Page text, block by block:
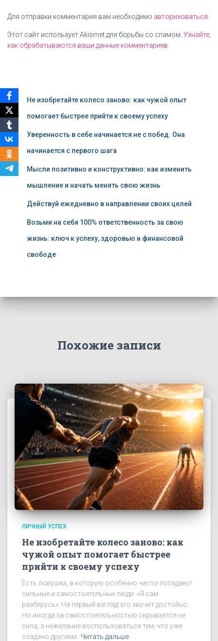
Для отправки комментария вам необходимо авторизоваться
Этот сайт использует Akismet для борьбы со спамом. Узнайте,
как обрабатываются ваши данные комментариев
Не изобретайте колесо заново: как чужой опыт
помогает быстрее прийти к своему успеху
Уверенность в себе начинается не с побед. Она
начинается с первого шага
Мысли позитивно и конструктивно: как изменить
мышление и начать менять свою жизнь
Действуй ежедневно в направлении своих целей
Возьми на себя 100% ответственность за свою
жизнь: ключ к успеху, здоровью и финансовой
свободе
Похожие записи
ЛИЧНЫЙ УСПЕХ
Не изобретайте колесо заново: как
чужой опыт помогает быстрее
прийти к своему успеху
Есть ловушка, в которую особенно часто попадают
сильные и самостоятельные люди. «Я сам
разберусь». На первый взгляд это звучит достойно.
Но иногда за самостоятельностью скрывается не
сила, а нежелание воспользоваться тем, что уже
создано другими.
Читать дальше